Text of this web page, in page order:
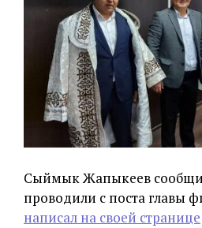
Сыймык Жапыкеев
проводили с поста главы
написал на своей странице